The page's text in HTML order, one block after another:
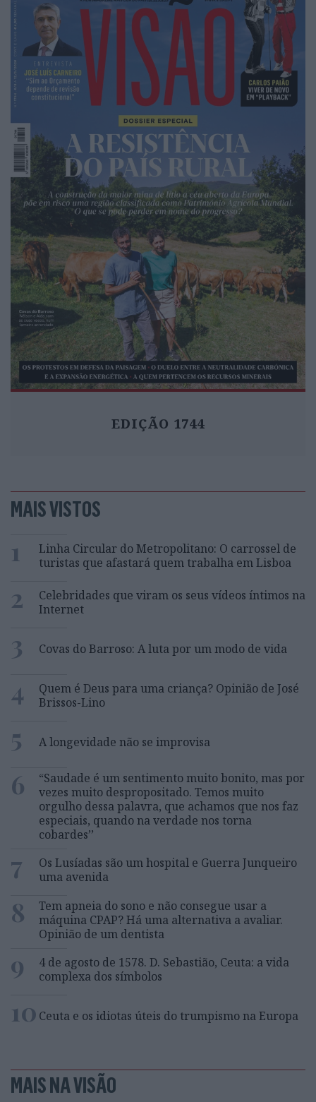
EDIÇÃO 1744
MAIS VISTOS
1
Linha Circular do Metropolitano: O carrossel de
turistas que afastará quem trabalha em Lisboa
2
Celebridades que viram os seus vídeos íntimos na
Internet
3 Covas do Barroso: A luta por um modo de vida
4
Quem é Deus para uma criança? Opinião de José
Brissos-Lino
5 A longevidade não se improvisa
6
“Saudade é um sentimento muito bonito, mas por
vezes muito despropositado. Temos muito
orgulho dessa palavra, que achamos que nos faz
especiais, quando na verdade nos torna
cobardes’’
7
Os Lusíadas são um hospital e Guerra Junqueiro
uma avenida
8
Tem apneia do sono e não consegue usar a
máquina CPAP? Há uma alternativa a avaliar.
Opinião de um dentista
9
4 de agosto de 1578. D. Sebastião, Ceuta: a vida
complexa dos símbolos
10 Ceuta e os idiotas úteis do trumpismo na Europa
MAIS NA VISÃO